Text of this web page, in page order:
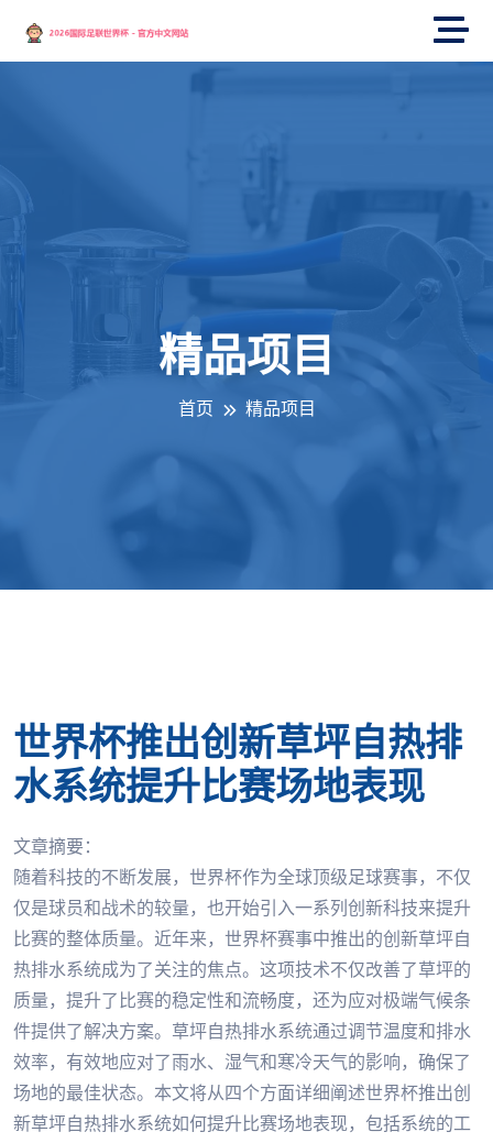
精品项目
首页 精品项目
世界杯推出创新草坪自热排
水系统提升比赛场地表现
文章摘要：
随着科技的不断发展，世界杯作为全球顶级足球赛事，不仅
仅是球员和战术的较量，也开始引入一系列创新科技来提升
比赛的整体质量。近年来，世界杯赛事中推出的创新草坪自
热排水系统成为了关注的焦点。这项技术不仅改善了草坪的
质量，提升了比赛的稳定性和流畅度，还为应对极端气候条
件提供了解决方案。草坪自热排水系统通过调节温度和排水
效率，有效地应对了雨水、湿气和寒冷天气的影响，确保了
场地的最佳状态。本文将从四个方面详细阐述世界杯推出创
新草坪自热排水系统如何提升比赛场地表现，包括系统的工